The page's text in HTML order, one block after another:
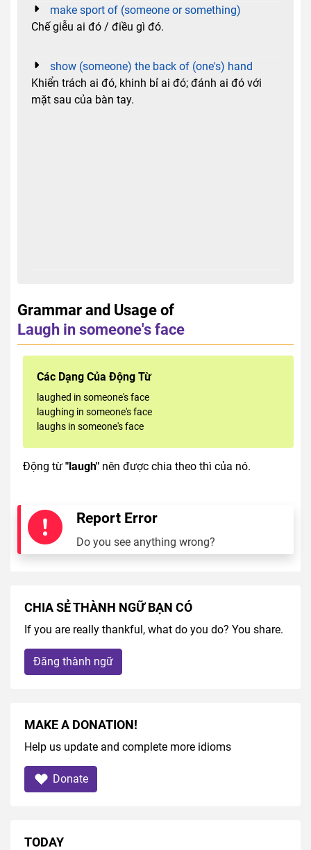
make sport of (someone or something)
Chế giễu ai đó / điều gì đó.
show (someone) the back of (one's) hand
Khiển trách ai đó, khinh bỉ ai đó; đánh ai đó với
mặt sau của bàn tay.
Grammar and Usage of
Laugh in someone's face
Các Dạng Của Động Từ
laughed in someone's face
laughing in someone's face
laughs in someone's face
Động từ "laugh" nên được chia theo thì của nó.
Report Error
Do you see anything wrong?
CHIA SẺ THÀNH NGỮ BẠN CÓ
If you are really thankful, what do you do? You share.
Đăng thành ngữ
MAKE A DONATION!
Help us update and complete more idioms
Donate
TODAY